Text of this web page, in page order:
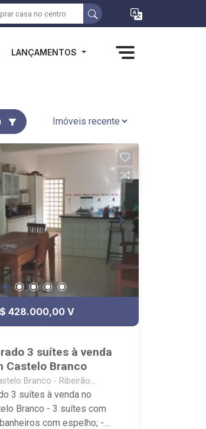
LANÇAMENTOS
428.000,00 V
3 suítes à venda
Castelo Branco
Branco - Ribeirão
3 suítes à venda no
Branco - 3 suítes com
com espelho; -